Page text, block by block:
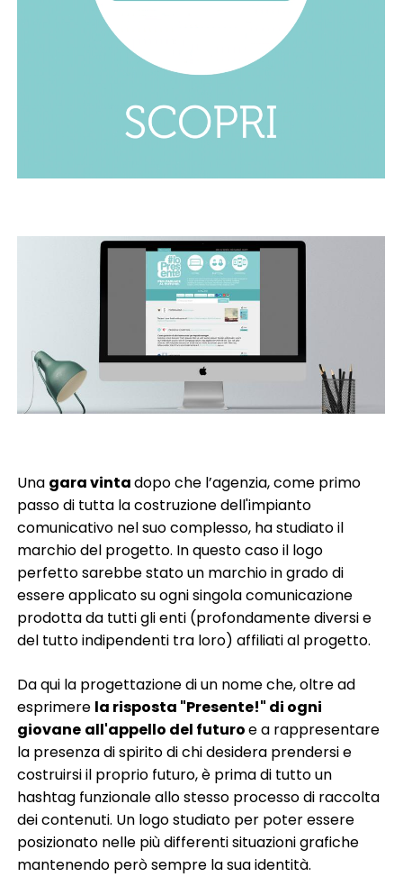
Una gara vintadopo che l’agenzia, come primo
passo di tutta la costruzione dell'impianto
comunicativo nel suo complesso, ha studiato il
marchio del progetto. In questo caso il logo
perfetto sarebbe stato un marchio in grado di
essere applicato su ogni singola comunicazione
prodotta da tutti gli enti (profondamente diversi e
del tutto indipendenti tra loro) affiliati al progetto.
Da qui la progettazione di un nome che, oltre ad
esprimere la risposta "Presente!" di ogni
giovane all'appello del futuroe a rappresentare
la presenza di spirito di chi desidera prendersi e
costruirsi il proprio futuro, è prima di tutto un
hashtag funzionale allo stesso processo di raccolta
dei contenuti. Un logo studiato per poter essere
posizionato nelle più differenti situazioni grafiche
mantenendo però sempre la sua identità.